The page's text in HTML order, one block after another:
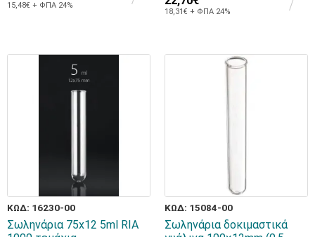
15,48€ + ΦΠΑ 24%
18,31€ + ΦΠΑ 24%
ΚΩΔ: 16230-00
Σωληνάρια 75x12 5ml RIA
ΚΩΔ: 15084-00
Σωληνάρια δοκιμαστικά